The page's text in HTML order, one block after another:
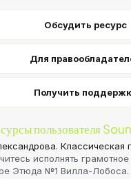
Обсудить ресурс
Для
Получить
пользователя
Классическая
исполнять
Этюда №1 Вилла-Лобоса.